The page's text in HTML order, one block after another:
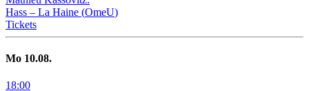
Hass – La Haine (OmeU)
Tickets
Mo 10.08.
18:00